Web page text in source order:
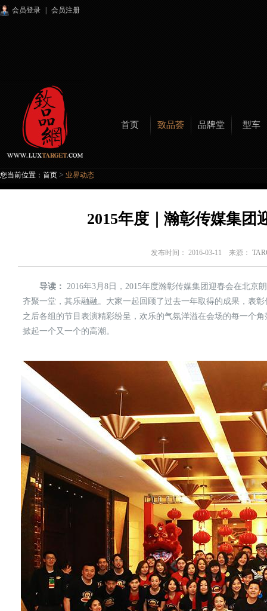
会员登录 会员注册
首页 致品荟 品牌堂 型车
您当前位置： 首页 > 业界动态
2015年度｜瀚彰传媒集团
发布时间： 2016-03-11 来源：
导读： 2016年3月8日，2015年度瀚彰传媒集团迎春会在北京
齐聚一堂，其乐融融。大家一起回顾了过去一年取得的成果，表
之后各组的节目表演精彩纷呈，欢乐的气氛洋溢在会场的每一个
掀起一个又一个的高潮。